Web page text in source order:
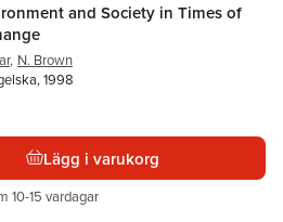
and Society in Times of
, N. Brown
1998
Lägg i varukorg
10-15 vardagar